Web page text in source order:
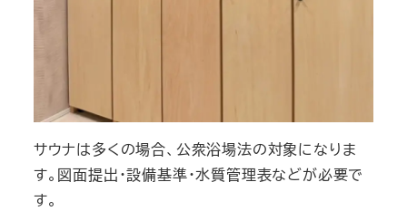
サウナは多くの場合、公衆浴場法の対象になりま
す。図面提出・設備基準・水質管理表などが必要で
す。